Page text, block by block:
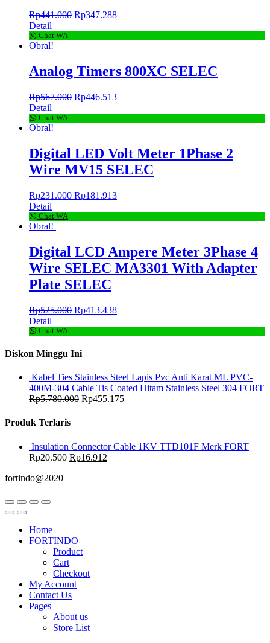
Rp441.000 Rp347.288
Detail
Chat WA
Obral!
Analog Timers 800XC SELEC
Rp567.000 Rp446.513
Detail
Chat WA
Obral!
Digital LED Volt Meter 1Phase 2
Wire MV15 SELEC
Rp231.000 Rp181.913
Detail
Chat WA
Obral!
Digital LCD Ampere Meter 3Phase 4
Wire SELEC MA3301 With Adapter
Plate SELEC
Rp525.000 Rp413.438
Detail
Chat WA
Diskon Minggu Ini
Kabel Ties Stainless Steel Lapis Pvc Anti Karat ML PVC-
400M-304 Cable Tis Coated Hitam Stainless Steel 304 FORT
Rp5.780.000 Rp455.175
Produk Terlaris
Insulation Connector Cable 1KV TTD101F Merk FORT
Rp20.500 Rp16.912
fortindo@2020
Home
FORTINDO
Product
Cart
Checkout
My Account
Contact Us
Pages
About us
Store List